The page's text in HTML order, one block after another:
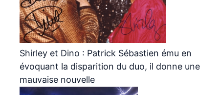
Shirley et Dino : Patrick Sébastien ému en
évoquant la disparition du duo, il donne une
mauvaise nouvelle